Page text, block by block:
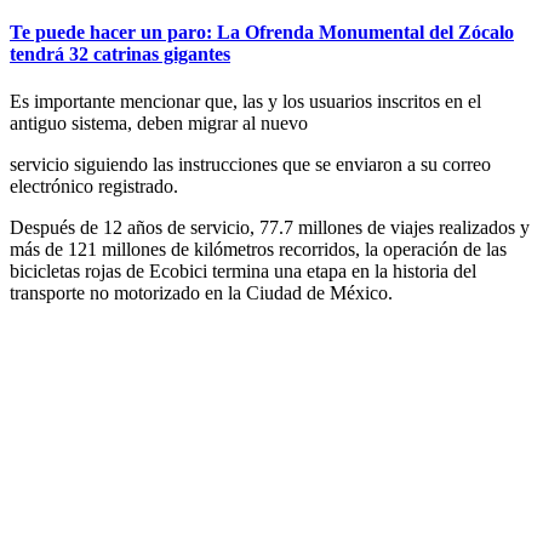
Te puede hacer un paro: La Ofrenda Monumental del Zócalo
tendrá 32 catrinas gigantes
Es importante mencionar que, las y los usuarios inscritos en el
antiguo sistema, deben migrar al nuevo
servicio siguiendo las instrucciones que se enviaron a su correo
electrónico registrado.
Después de 12 años de servicio, 77.7 millones de viajes realizados y
más de 121 millones de kilómetros recorridos, la operación de las
bicicletas rojas de Ecobici termina una etapa en la historia del
transporte no motorizado en la Ciudad de México.